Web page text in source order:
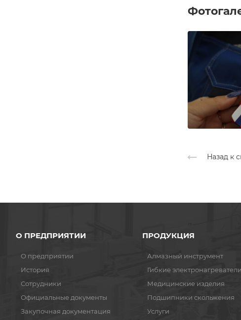
Назад к
О ПРЕДПРИЯТИИ
О предприятии
История
Сотрудники
Официальные документы
Закупочная документация
ПРОДУКЦИЯ
Алмазный инструмент
Гибкие электронагреватели
Медицинские изделия
Подшипники скольжения
Услуги